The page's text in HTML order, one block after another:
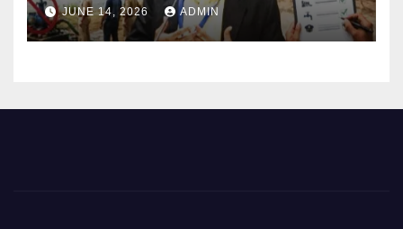
JUNE 14, 2026 ADMIN